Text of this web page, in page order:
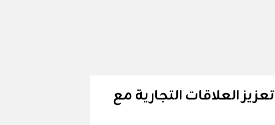
العلاقات التجارية مع